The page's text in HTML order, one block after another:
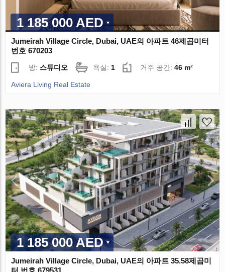
1 185 000 AED
Jumeirah Village Circle, Dubai, UAE의 아파트 46제곱미터
번호 670203
방: 스튜디오 욕실: 1 거주 공간:46 m²
Aviera Living Real Estate
1 185 000 AED
Jumeirah Village Circle, Dubai, UAE의 아파트 35.58제곱미